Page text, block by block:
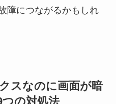
障につながるかもしれ
スなのに画面が暗